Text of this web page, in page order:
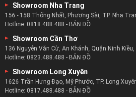
Showroom Nha Trang
156 - 158 Thống Nhất, Phương Sài, TP. Nha
Hotline: 0818.488.488 - BẢN ĐỒ
Showroom Cần Thơ
136 Nguyễn Văn Cừ, An Khánh, Quận Ninh
Hotline: 0823.488.488 - BẢN ĐỒ
Showroom Long Xuyên
1626 Trần Hưng Đạo, Mỹ Phước, TP. Long
Hotline: 0817.488.488 - BẢN ĐỒ